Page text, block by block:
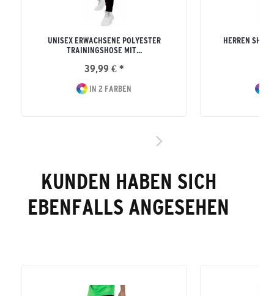
UNISEX ERWACHSENE POLYESTER
TRAININGSHOSE MIT...
39,99 € *
IN 2 FARBEN
HERREN
KUNDEN HABEN SICH
EBENFALLS ANGESEHEN